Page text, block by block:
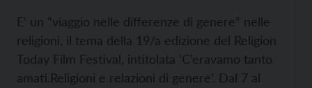
E’ un “viaggio nelle differenze di genere” nelle
religioni, il tema della 19/a edizione del Religion
Today Film Festival, intitolata ‘C’eravamo tanto
amati.Religioni e relazioni di genere’. Dal 7 al